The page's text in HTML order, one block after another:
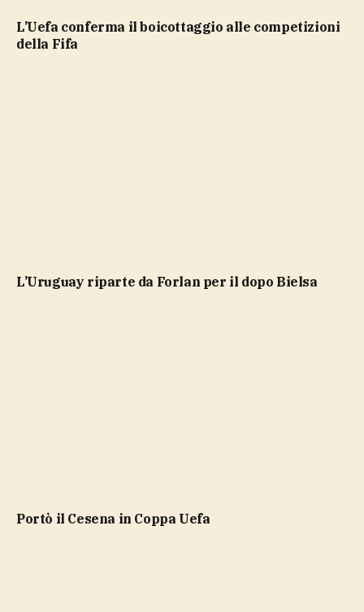
L’Uefa conferma il boicottaggio alle competizioni
della Fifa
L’Uruguay riparte da Forlan per il dopo Bielsa
portò il Cesena in Coppa Uefa